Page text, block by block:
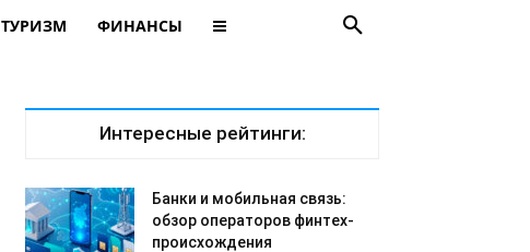
ТУРИЗМ ФИНАНСЫ
Интересные рейтинги:
Банки и мобильная связь:
обзор операторов финтех-
происхождения